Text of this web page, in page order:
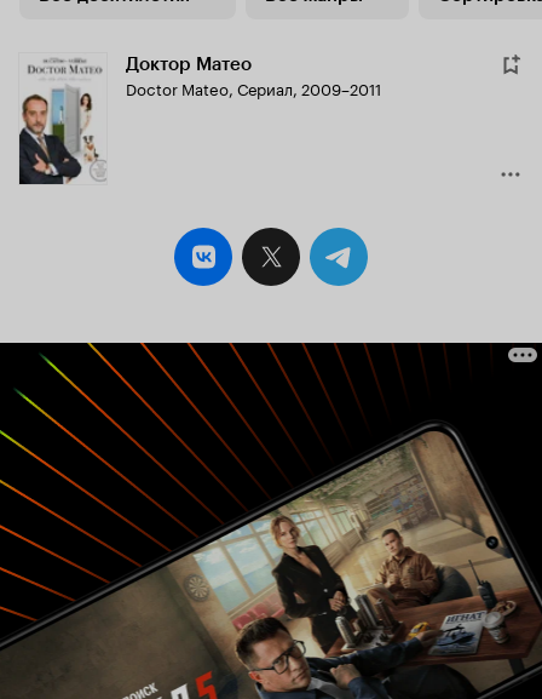
Доктор Матео
Doctor Mateo, Сериал, 2009–2011